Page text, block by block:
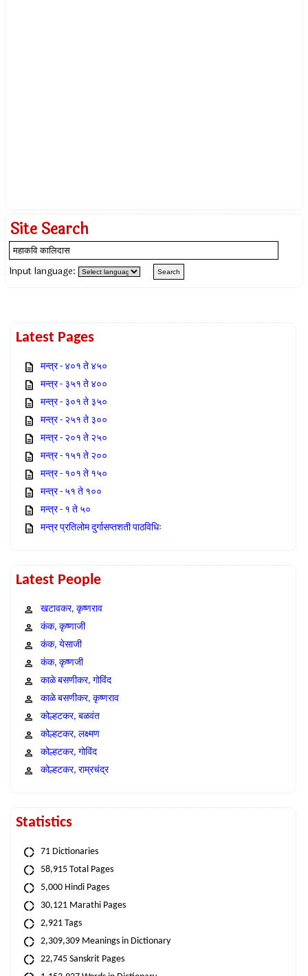
Site Search
Input language:
Latest Pages
मन्त्र - ४०१ ते ४५०
मन्त्र - ३५१ ते ४००
मन्त्र - ३०१ ते ३५०
मन्त्र - २५१ ते ३००
मन्त्र - २०१ ते २५०
मन्त्र - १५१ ते २००
मन्त्र - १०१ ते १५०
मन्त्र - ५१ ते १००
मन्त्र - १ ते ५०
मन्त्र प्रतिलोम दुर्गासप्तशती पाठविधिः
Latest People
खटावकर, कृष्णराव
कंक, कृष्णाजी
कंक, येसाजी
कंक, कृष्णजी
काळे बसणीकर, गोविंद
काळे बसणीकर, कृष्णराव
कोल्हटकर, बळवंत
कोल्हटकर, लक्ष्मण
कोल्हटकर, गोविंद
कोल्हटकर, राम्रचंद्र
Statistics
71 Dictionaries
58,915 Total Pages
5,000 Hindi Pages
30,121 Marathi Pages
2,921 Tags
2,309,309 Meanings in Dictionary
22,745 Sanskrit Pages